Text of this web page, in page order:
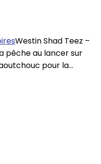
Westin Shad Teez –
pêche au lancer sur
pour la…